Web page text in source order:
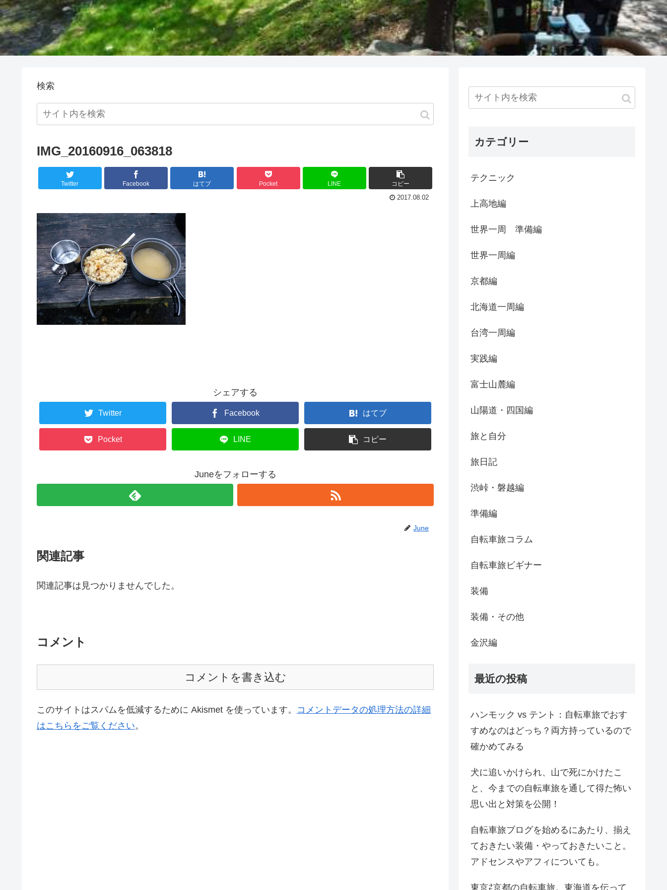
検索
IMG_20160916_063818
Twitter Facebook はてブ Pocket LINE コピー
2017.08.02
シェアする
Twitter Facebook はてブ
Pocket LINE コピー
Juneをフォローする
June
関連記事
関連記事は見つかりませんでした。
コメント
コメントを書き込む
このサイトはスパムを低減するために Akismet を使っています。 コメントデータの処理方法の詳細
はこちらをご覧ください。
カテゴリー
テクニック
上高地編
世界一周 準備編
世界一周編
京都編
北海道一周編
台湾一周編
実践編
富士山麓編
山陽道・四国編
旅と自分
旅日記
渋峠・磐越編
準備編
自転車旅コラム
自転車旅ビギナー
装備
装備・その他
金沢編
最近の投稿
ハンモック vs テント：自転車旅でおす
すめなのはどっち？両方持っているので
確かめてみる
犬に追いかけられ、山で死にかけたこ
と、今までの自転車旅を通して得た怖い
思い出と対策を公開！
自転車旅ブログを始めるにあたり、揃え
ておきたい装備・やっておきたいこと。
アドセンスやアフィについても。
東京⇄京都の自転車旅。東海道を伝って